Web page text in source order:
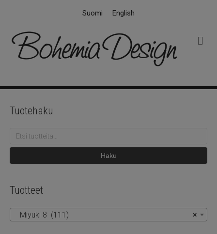
Suomi English
k
Tuotehaku
Etsi:
Haku
Tuotteet
×
Miyuki 8 (111)